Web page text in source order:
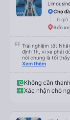
Chợ
6 giờ
Bến
Trải nghiệm tốt
định 1h, vì xe phải
nói chung là tối
hộ và giới thiệu cho
Xem thêm
Không cần
Xác nhận chỗ